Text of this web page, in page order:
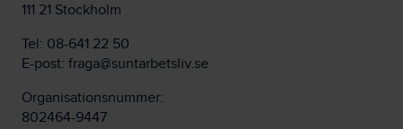
111 21 Stockholm
Tel: 08-641 22 50
E-post: fraga@suntarbetsliv.se
Organisationsnummer:
802464-9447